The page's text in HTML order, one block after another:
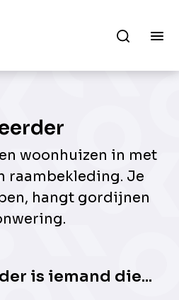
woonhuizen in met
raambekleding. Je
hangt gordijnen
is iemand die...